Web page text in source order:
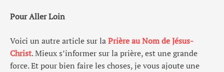
Pour Aller Loin
Voici un autre article sur laPrière au Nom de Jésus-
Christ. Mieux s’informer sur la prière, est une grande
force. Et pour bien faire les choses, je vous ajoute une